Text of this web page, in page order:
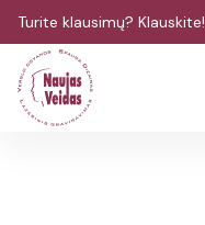
Turite klausimų? Klauskite!